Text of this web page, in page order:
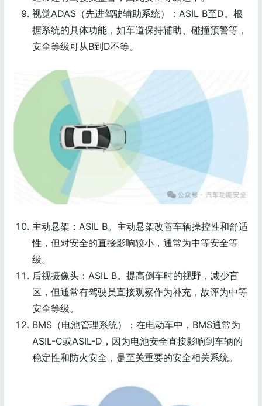
视觉ADAS（先进驾驶辅助系统）：ASIL B至D。根
据系统的具体功能，如车道保持辅助、碰撞预警等，
安全等级可从B到D不等。
主动悬架：ASIL B。主动悬架改善车辆操控性和舒适
性，但对安全的直接影响较小，通常为中等安全等
级。
后视摄像头：ASIL B。提高倒车时的视野，减少盲
区，但通常有驾驶员直接观察作为补充，故评为中等
安全等级。
BMS（电池管理系统）：在电动车中，BMS通常为
ASIL-C或ASIL-D，因为电池安全直接影响到车辆的
稳定性和防火安全，是至关重要的安全相关系统。